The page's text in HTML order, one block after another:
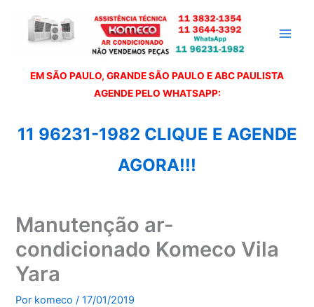
EM SÃO PAULO, GRANDE SÃO PAULO E ABC PAULISTA
AGENDE PELO WHATSAPP:
11 96231-1982 CLIQUE E AGENDE
AGORA!!!
Manutenção ar-
condicionado Komeco Vila
Yara
Por komeco/17/01/2019